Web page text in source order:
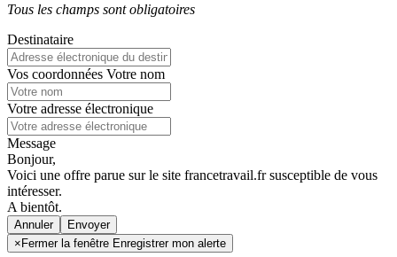
Tous les champs sont obligatoires
Destinataire
Vos coordonnées Votre nom
Votre adresse électronique
Message
Bonjour,
Voici une offre parue sur le site francetravail.fr susceptible de vous
intéresser.
A bientôt.
Annuler
× Fermer la fenêtre Enregistrer mon alerte